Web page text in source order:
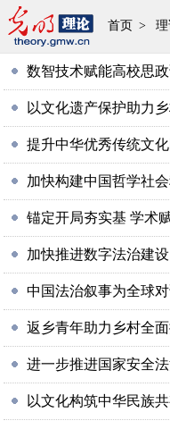
首页 >
数智技术赋能高校思
以文化遗产保护助力
提升中华优秀传统文
加快构建中国哲学社
锚定开局夯实基 学术
加快推进数字法治建设
中国法治叙事为全球
返乡青年助力乡村全
进一步推进国家安全
以文化构筑中华民族